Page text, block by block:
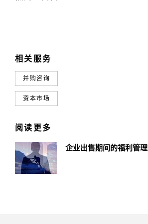
相关服务
并购咨询
资本市场
阅读更多
企业出售期间的福利管理